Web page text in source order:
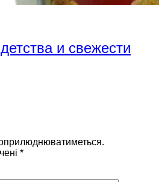
и свежести
*